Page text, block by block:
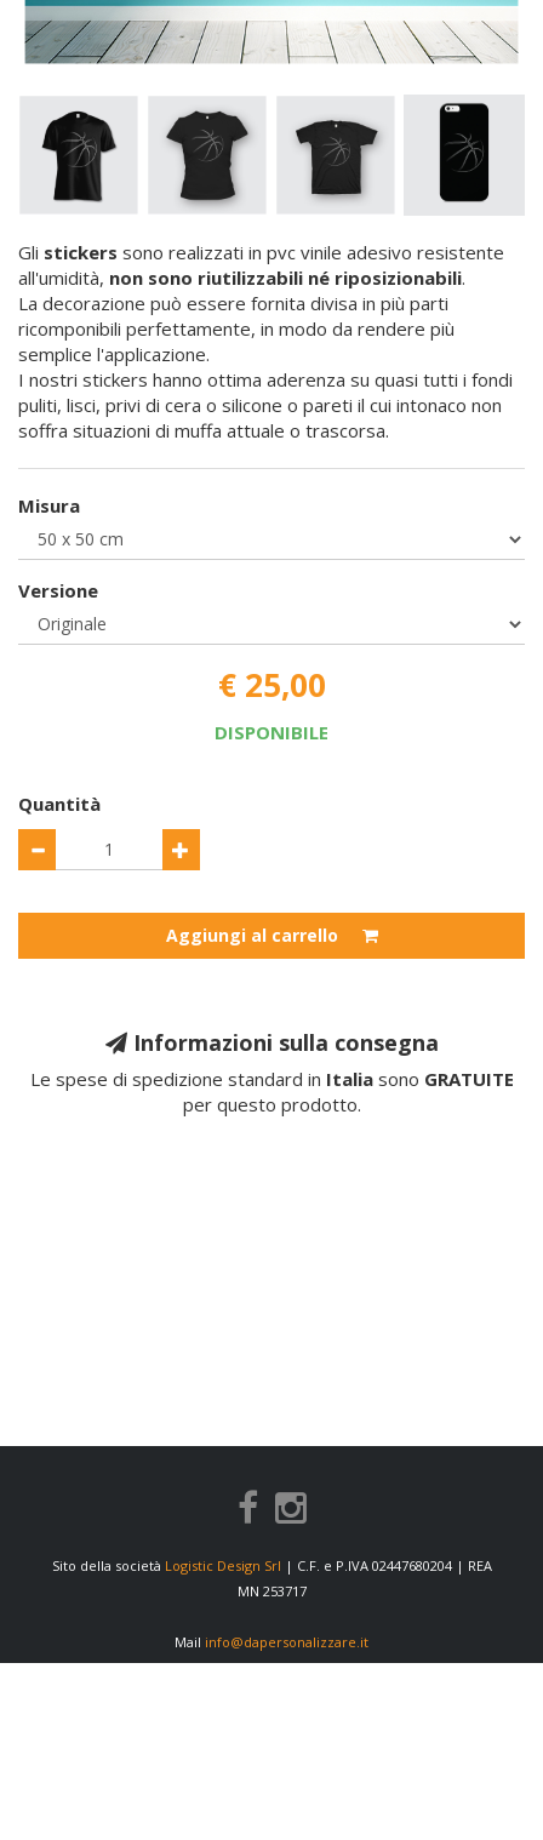
Gli stickers sono realizzati in pvc vinile adesivo resistente
all'umidità, non sono riutilizzabili né riposizionabili.
La decorazione può essere fornita divisa in più parti
ricomponibili perfettamente, in modo da rendere più
semplice l'applicazione.
I nostri stickers hanno ottima aderenza su quasi tutti i fondi
puliti, lisci, privi di cera o silicone o pareti il cui intonaco non
soffra situazioni di muffa attuale o trascorsa.
Misura
Versione
€ 25,00
DISPONIBILE
Quantità
Aggiungi al carrello
Informazioni sulla consegna
Le spese di spedizione standard in Italiasono GRATUITE
per questo prodotto.
Sito della società Logistic Design Srl | C.F. e P.IVA 02447680204 | REA
MN 253717
Mail info@dapersonalizzare.it